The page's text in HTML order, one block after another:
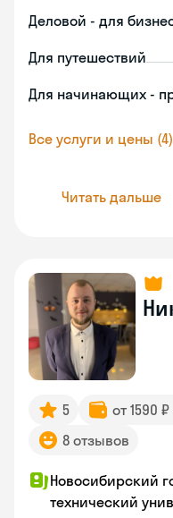
Деловой - для
Для путешествий
Для начинающих -
Все услуги и цены (4)
Читать дальше
5 от 1590
8 отзывов
Новосибирский
технический